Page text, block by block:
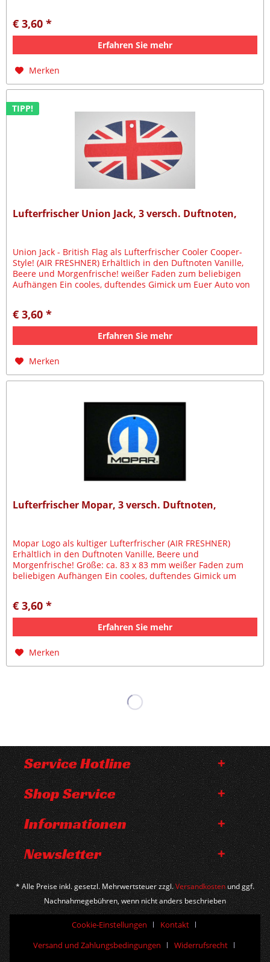
€ 3,60 *
Erfahren Sie mehr
Merken
TIPP!
Lufterfrischer Union Jack, 3 versch. Duftnoten,
Union Jack - British Flag als Lufterfrischer Cooler Cooper-
Style! (AIR FRESHNER) Erhältlich in den Duftnoten Vanille,
Beere und Morgenfrische! weißer Faden zum beliebigen
Aufhängen Ein cooles, duftendes Gimick um Euer Auto von
€ 3,60 *
Erfahren Sie mehr
Merken
Lufterfrischer Mopar, 3 versch. Duftnoten,
Mopar Logo als kultiger Lufterfrischer (AIR FRESHNER)
Erhältlich in den Duftnoten Vanille, Beere und
Morgenfrische! Größe: ca. 83 x 83 mm weißer Faden zum
beliebigen Aufhängen Ein cooles, duftendes Gimick um
€ 3,60 *
Erfahren Sie mehr
Merken
Service Hotline
Shop Service
Informationen
Newsletter
* Alle Preise inkl. gesetzl. Mehrwertsteuer zzgl.Versandkosten und ggf.
Nachnahmegebühren, wenn nicht anders beschrieben
Cookie-Einstellungen
Kontakt
Versand und Zahlungsbedingungen
Widerrufsrecht